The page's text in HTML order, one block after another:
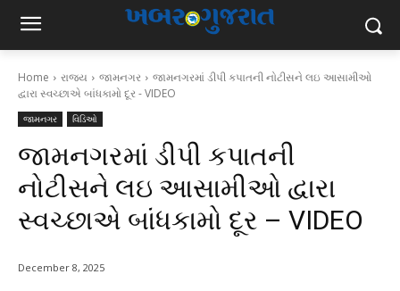
Home રાજ્ય જામનગર
જામનગરમાં ડીપી કપાતની નોટીસને લઇ આસામીઓ
દ્વારા સ્વચ્છાએ બાંધકામો દૂર - VIDEO
જામનગર વિડિઓ
જામનગરમાં ડીપી કપાતની
નોટીસને લઇ આસામીઓ દ્વારા
સ્વચ્છાએ બાંધકામો દૂર – VIDEO
December 8, 2025